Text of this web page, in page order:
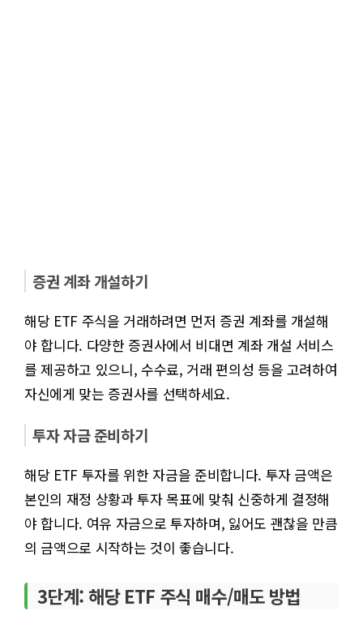
증권 계좌 개설하기
해당 ETF 주식을 거래하려면 먼저 증권 계좌를 개설해
야 합니다. 다양한 증권사에서 비대면 계좌 개설 서비스
를 제공하고 있으니, 수수료, 거래 편의성 등을 고려하여
자신에게 맞는 증권사를 선택하세요.
투자 자금 준비하기
해당 ETF 투자를 위한 자금을 준비합니다. 투자 금액은
본인의 재정 상황과 투자 목표에 맞춰 신중하게 결정해
야 합니다. 여유 자금으로 투자하며, 잃어도 괜찮을 만큼
의 금액으로 시작하는 것이 좋습니다.
3단계: 해당 ETF 주식 매수/매도 방법